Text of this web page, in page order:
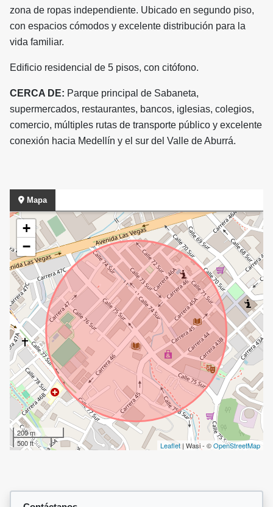
zona de ropas independiente. Ubicado en segundo piso,
con espacios cómodos y excelente distribución para la
vida familiar.
Edificio residencial de 5 pisos, con citófono.
CERCA DE: Parque principal de Sabaneta,
supermercados, restaurantes, bancos, iglesias, colegios,
comercio, múltiples rutas de transporte público y excelente
conexión hacia Medellín y el sur del Valle de Aburrá.
Mapa
+
−
200 m
500 ft
Leaflet | Wasi - ©OpenStreetMap